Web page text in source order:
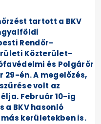
tartott a BKV
Rendőr-
Közterület-
és Polgárőr
29-én. A megelőzés,
volt az
Február 10-ig
a BKV hasonló
kerületekben is.